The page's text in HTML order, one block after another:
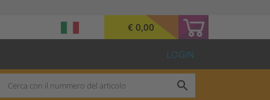
€ 0,00
LOGIN
search